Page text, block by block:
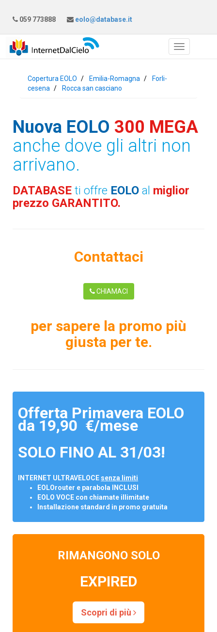
059 773888 eolo@database.it
Copertura EOLO Emilia-Romagna
Forli-
cesena
Rocca san casciano
Nuova EOLO 300 MEGA
anche dove gli altri non
arrivano.
DATABASEti offre EOLO al miglior
prezzo GARANTITO.
Contattaci
CHIAMACI
per sapere la promo più
giusta per te.
Offerta Primavera EOLO
da 19,90 €/mese
SOLO FINO AL 31/03!
INTERNET ULTRAVELOCE senza limiti
EOLOrouter e parabola INCLUSI
EOLO VOCE con chiamate illimitate
Installazione standard in promo gratuita
RIMANGONO SOLO
EXPIRED
Scopri di più